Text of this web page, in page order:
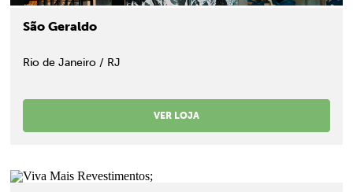
São Geraldo
Rio de Janeiro / RJ
VER LOJA
;